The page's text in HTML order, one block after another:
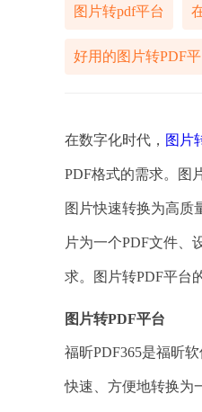
图片转pdf平台
在数字化时代， 图片
PDF格式的需求。图
图片快速转换为高质
片为一个PDF文件、
求。图片转PDF平台
图片转PDF平台
福昕PDF365是福昕
快速、方便地转换为